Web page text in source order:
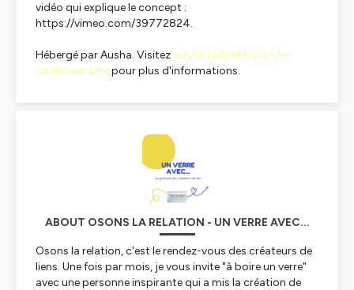
vidéo qui explique le concept :
https://vimeo.com/39772824.
Hébergé par Ausha. Visitez ausha.co/politique-de-
confidentialitepour plus d'informations.
ABOUT OSONS LA RELATION - UN VERRE AVEC...
Osons la relation, c'est le rendez-vous des créateurs de
liens. Une fois par mois, je vous invite "à boire un verre"
avec une personne inspirante qui a mis la création de